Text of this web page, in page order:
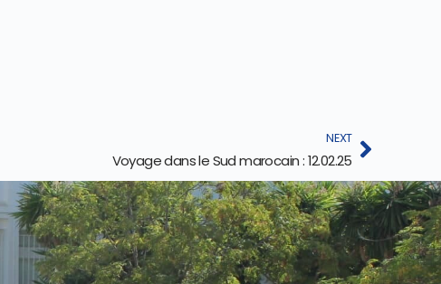
NEXT
Voyage dans le Sud marocain : 12.02.25